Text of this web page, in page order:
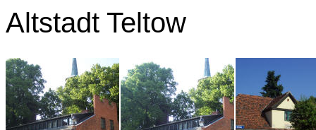
Altstadt Teltow